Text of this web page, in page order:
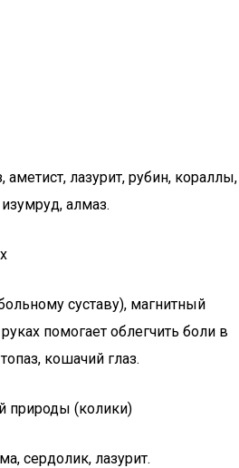
лазурит, рубин, кораллы,
алмаз.
суставу), магнитный
помогает облегчить боли в
кошачий глаз.
природы (колики)
сердолик, лазурит.